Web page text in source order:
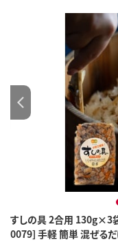
すしの具 2合用 130g×3
0079] 手軽 簡単 混ぜる